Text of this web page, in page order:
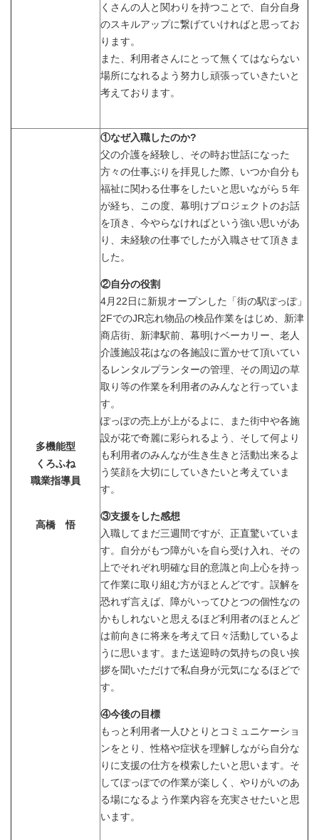
くさんの人と関わりを持つことで、自分自身
のスキルアップに繋げていければと思ってお
ります。
また、利用者さんにとって無くてはならない
場所になれるよう努力し頑張っていきたいと
考えております。
多機能型
くろふね
職業指導員
高橋 悟
①なぜ入職したのか?
父の介護を経験し、その時お世話になった
方々の仕事ぶりを拝見した際、いつか自分も
福祉に関わる仕事をしたいと思いながら５年
が経ち、この度、幕明けプロジェクトのお話
を頂き、今やらなければという強い思いがあ
り、未経験の仕事でしたが入職させて頂きま
した。
②自分の役割
4月22日に新規オープンした「街の駅ぽっぽ」
2FでのJR忘れ物品の検品作業をはじめ、新津
商店街、新津駅前、幕明けベーカリー、老人
介護施設花はなの各施設に置かせて頂いてい
るレンタルプランターの管理、その周辺の草
取り等の作業を利用者のみんなと行っていま
す。
ぽっぽの売上が上がるよに、また街中や各施
設が花で奇麗に彩られるよう、そして何より
も利用者のみんなが生き生きと活動出来るよ
う笑顔を大切にしていきたいと考えていま
す。
③支援をした感想
入職してまだ三週間ですが、正直驚いていま
す。自分がもつ障がいを自ら受け入れ、その
上でそれぞれ明確な目的意識と向上心を持っ
て作業に取り組む方がほとんどです。誤解を
恐れず言えば、障がいってひとつの個性なの
かもしれないと思えるほど利用者のほとんど
は前向きに将来を考えて日々活動しているよ
うに思います。また送迎時の気持ちの良い挨
拶を聞いただけで私自身が元気になるほどで
す。
④今後の目標
もっと利用者一人ひとりとコミュニケーショ
ンをとり、性格や症状を理解しながら自分な
りに支援の仕方を模索したいと思います。そ
してぽっぽでの作業が楽しく、やりがいのあ
る場になるよう作業内容を充実させたいと思
います。